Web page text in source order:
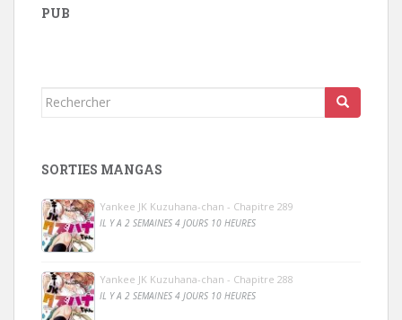
PUB
Rechercher...
SORTIES MANGAS
Yankee JK Kuzuhana-chan - Chapitre 289
IL Y A 2 SEMAINES 4 JOURS 10 HEURES
Yankee JK Kuzuhana-chan - Chapitre 288
IL Y A 2 SEMAINES 4 JOURS 10 HEURES